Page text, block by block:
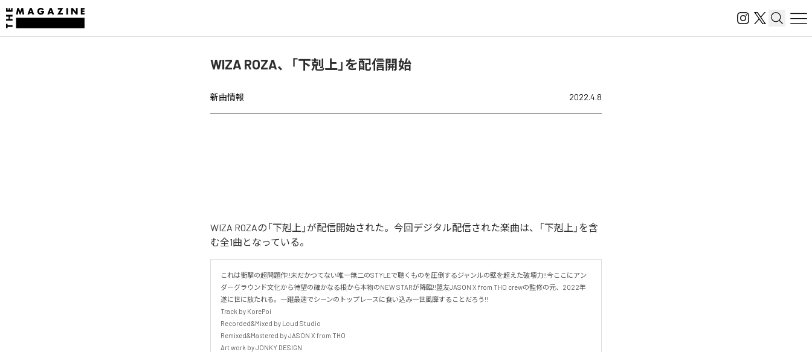
WIZA ROZA、「下剋上」を配信開始
新曲情報 2022.4.8
WIZA ROZAの「下剋上」が配信開始された。今回デジタル配信された楽曲は、「下剋上」を含
む全1曲となっている。
これは衝撃の超問題作!!未だかつてない唯一無二のSTYLEで聴くものを圧倒するジャンルの壁を超えた破壊力!!今ここにアン
ダーグラウンド文化から待望の確かなる根から本物のNEW STARが降臨!!盟友JASON X from THO crewの監修の元、2022年
遂に世に放たれる。一躍最速でシーンのトップレースに食い込み一世風靡することだろう!!
Track by KorePoi
Recorded&Mixed by Loud Studio
Remixed&Mastered by JASON X from THO
Art work by JONKY DESIGN